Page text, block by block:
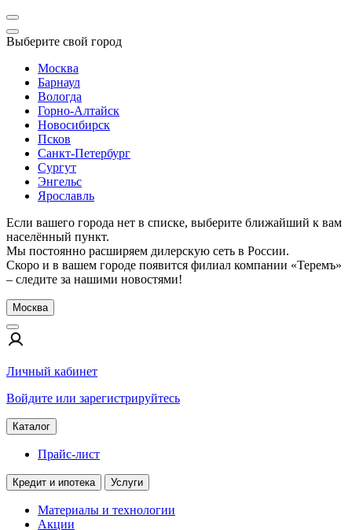
Выберите свой город
Москва
Барнаул
Вологда
Горно-Алтайск
Новосибирск
Псков
Санкт-Петербург
Сургут
Энгельс
Ярославль
Если вашего города нет в списке, выберите ближайший к вам
населённый пункт.
Мы постоянно расширяем дилерскую сеть в России.
Скоро и в вашем городе появится филиал компании «Теремъ»
– следите за нашими новостями!
Москва
Личный кабинет
Войдите или зарегистрируйтесь
Каталог
Прайс-лист
Кредит и ипотека Услуги
Материалы и технологии
Акции